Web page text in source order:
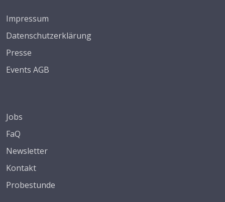
Impressum
Datenschutzerklärung
Presse
Events AGB
Jobs
FaQ
Newsletter
Kontakt
Probestunde